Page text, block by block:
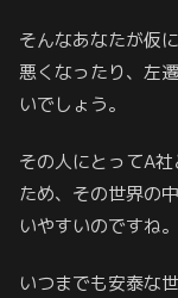
そんなあなたが仮
悪くなったり、左
いでしょう。
その人にとってA
ため、その世界の
いやすいのですね。
いつまでも安泰な